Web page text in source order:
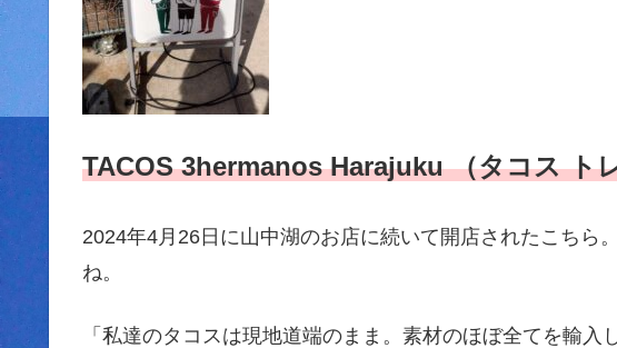
TACOS 3hermanos Harajuku （タコス ト
2024年4月26日に山中湖のお店に続いて開店されたこちら
ね。
「私達のタコスは現地道端のまま。素材のほぼ全てを輸